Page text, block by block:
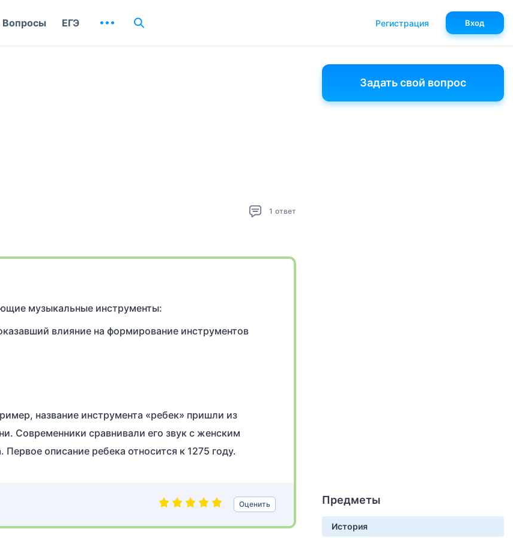
1 ответ
музыкальные инструменты:
влияние на формирование инструментов
название инструмента «ребек» пришли из
Современники сравнивали его звук с женским
описание ребека относится к 1275 году.
Оценить
Задать свой вопрос
Предметы
История
Вопросы ЕГЭ Регистрация Вход